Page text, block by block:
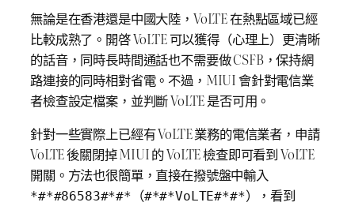
無論是在香港還是中國大陸，VoLTE 在熱點區域已經
比較成熟了。開啓 VoLTE 可以獲得（心理上）更清晰
的話音，同時長時間通話也不需要做 CSFB，保持網
路連接的同時相對省電。不過，MIUI 會針對電信業
者檢查設定檔案，並判斷 VoLTE 是否可用。
針對一些實際上已經有 VoLTE 業務的電信業者，申請
VoLTE 後關閉掉 MIUI 的 VoLTE 檢查即可看到 VoLTE
開關。方法也很簡單，直接在撥號盤中輸入
*#*#86583#*#* （#*#*VoLTE#*#*），看到